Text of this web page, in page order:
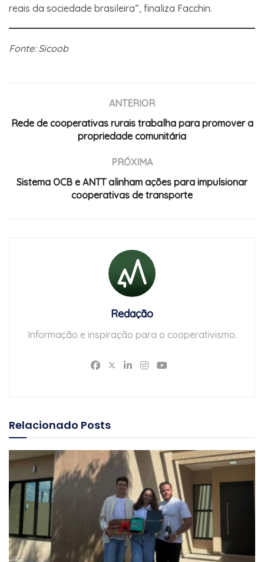
reais da sociedade brasileira”, finaliza Facchin.
Fonte: Sicoob
ANTERIOR
Rede de cooperativas rurais trabalha para promover a
propriedade comunitária
PRÓXIMA
Sistema OCB e ANTT alinham ações para impulsionar
cooperativas de transporte
Redação
Informação e inspiração para o cooperativismo.
Relacionado Posts